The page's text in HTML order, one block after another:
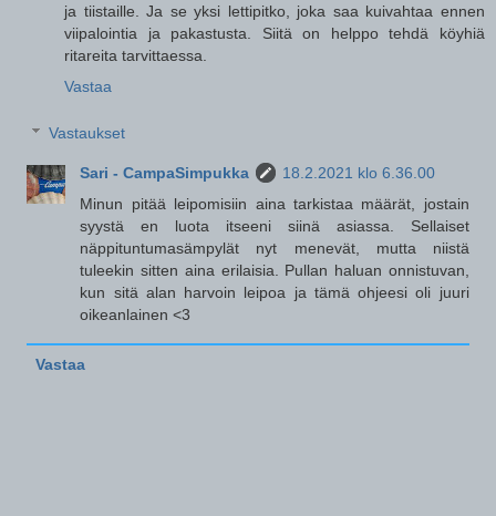
ja tiistaille. Ja se yksi lettipitko, joka saa kuivahtaa ennen
viipalointia ja pakastusta. Siitä on helppo tehdä köyhiä
ritareita tarvittaessa.
Vastaa
Vastaukset
Sari - CampaSimpukka
18.2.2021 klo 6.36.00
Minun pitää leipomisiin aina tarkistaa määrät, jostain
syystä en luota itseeni siinä asiassa. Sellaiset
näppituntumasämpylät nyt menevät, mutta niistä
tuleekin sitten aina erilaisia. Pullan haluan onnistuvan,
kun sitä alan harvoin leipoa ja tämä ohjeesi oli juuri
oikeanlainen <3
Vastaa